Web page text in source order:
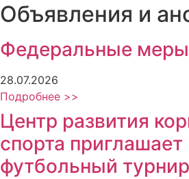
Объявления и
Федеральные
28.07.2026
Подробнее >>
Центр развития
спорта приглашает
футбольный турнир